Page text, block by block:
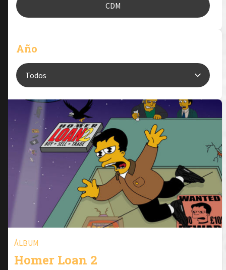
CDM
Año
ÁLBUM
Homer Loan 2